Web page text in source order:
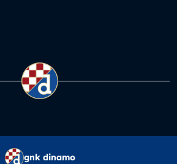
gnk dinamo